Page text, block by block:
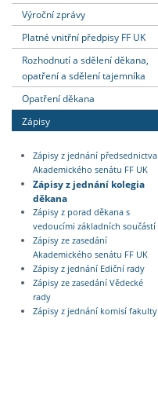
Výroční zprávy
Platné vnitřní předpisy FF UK
Rozhodnutí a sdělení děkana,
opatření a sdělení tajemníka
Opatření děkana
Zápisy
Zápisy z jednání předsednictva
Akademického senátu FF UK
Zápisy z jednání kolegia
děkana
Zápisy z porad děkana s
vedoucími základních součástí
Zápisy ze zasedání
Akademického senátu FF UK
Zápisy z jednání Ediční rady
Zápisy ze zasedání Vědecké
rady
Zápisy z jednání komisí fakulty